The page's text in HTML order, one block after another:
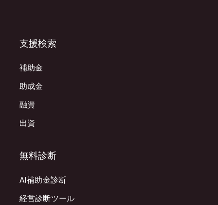
支援検索
補助金
助成金
融資
出資
無料診断
AI補助金診断
経営診断ツール